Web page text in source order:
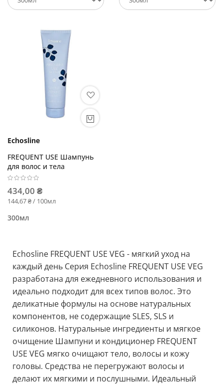
Echosline
FREQUENT USE Шампунь
для волос и тела
434,00 ₴
144,67 ₴ / 100мл
300мл
Echosline FREQUENT USE VEG - мягкий уход на
каждый день Серия Echosline FREQUENT USE VEG
разработана для ежедневного использования и
идеально подходит для всех типов волос. Это
деликатные формулы на основе натуральных
компонентов, не содержащие SLES, SLS и
силиконов. Натуральные ингредиенты и мягкое
очищение Шампуни и кондиционер FREQUENT
USE VEG мягко очищают тело, волосы и кожу
головы. Средства не перегружают волосы и
делают их мягкими и послушными. Идеальный